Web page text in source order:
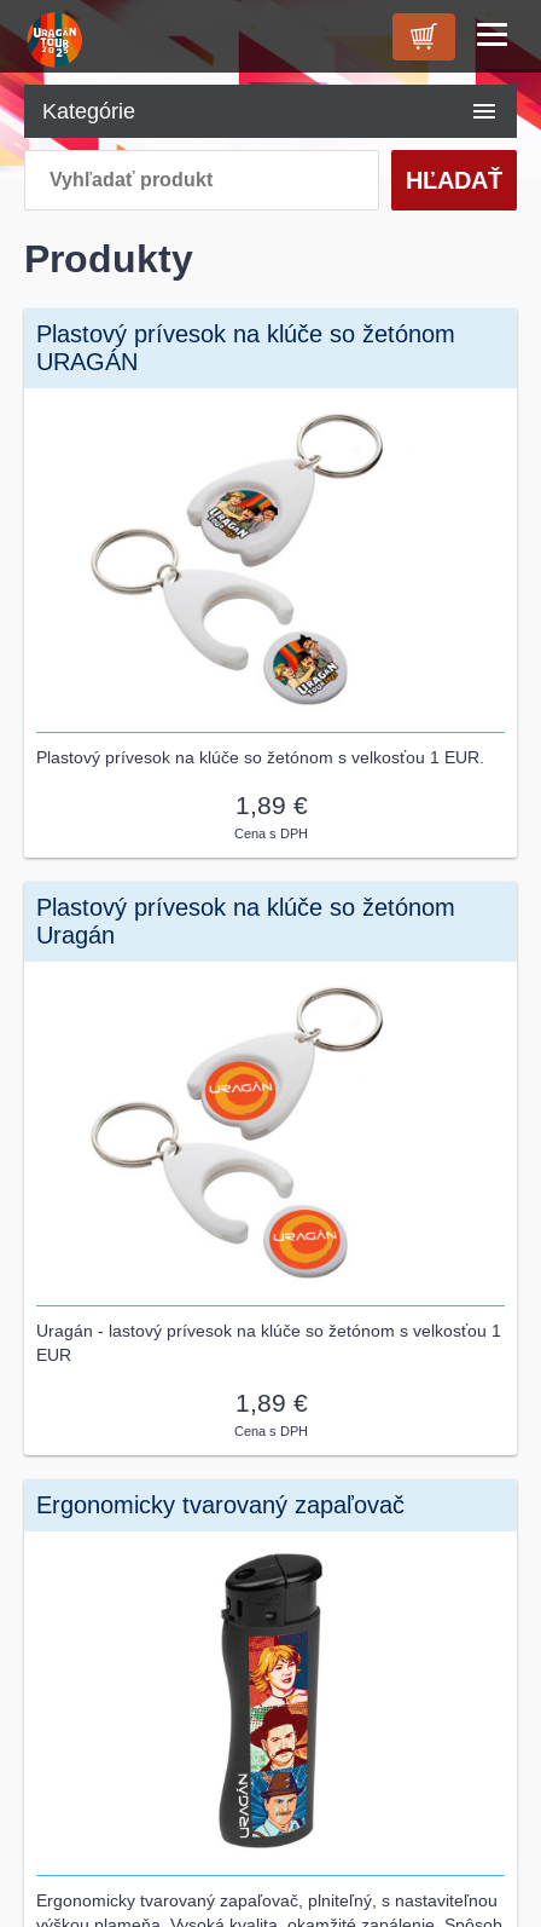
O NÁS
PRODUKTY
KONTAKT
Kategórie
HĽADAŤ
Produkty
Plastový prívesok na klúče so žetónom
URAGÁN
Plastový prívesok na klúče so žetónom s velkosťou 1 EUR.
1,89 €
Cena s DPH
Plastový prívesok na klúče so žetónom
Uragán
Uragán - lastový prívesok na klúče so žetónom s velkosťou 1
EUR
1,89 €
Cena s DPH
Ergonomicky tvarovaný zapaľovač
Ergonomicky tvarovaný zapaľovač, plniteľný, s nastaviteľnou